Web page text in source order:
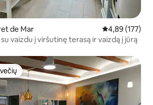
de Mar Vidutinis
4,89 (177)
studija su vaizdu į viršutinę terasą ir vaizdą į jūrą